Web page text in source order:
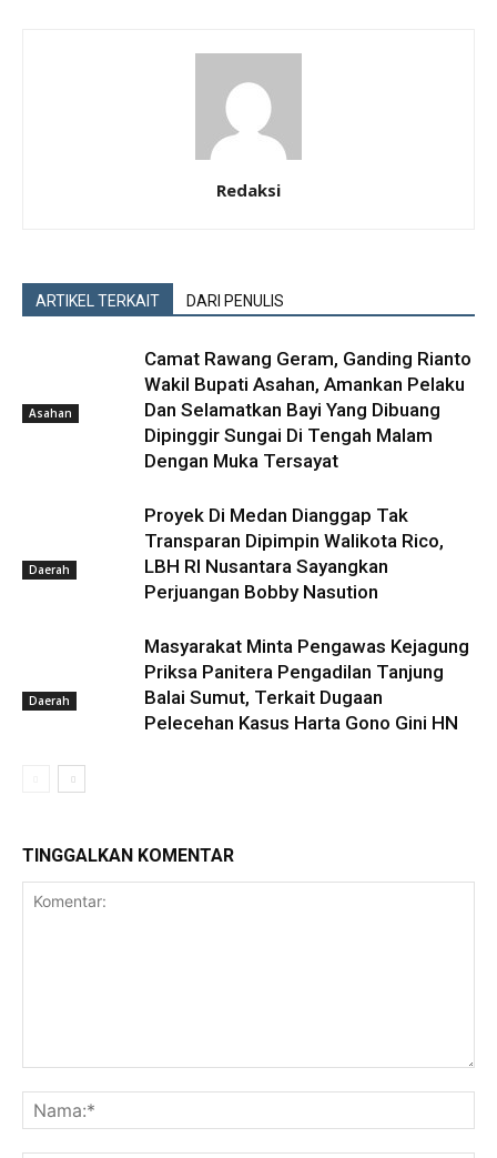
Redaksi
ARTIKEL TERKAIT DARI PENULIS
Asahan
Camat Rawang Geram, Ganding Rianto
Wakil Bupati Asahan, Amankan Pelaku
Dan Selamatkan Bayi Yang Dibuang
Dipinggir Sungai Di Tengah Malam
Dengan Muka Tersayat
Daerah
Proyek Di Medan Dianggap Tak
Transparan Dipimpin Walikota Rico,
LBH RI Nusantara Sayangkan
Perjuangan Bobby Nasution
Daerah
Masyarakat Minta Pengawas Kejagung
Priksa Panitera Pengadilan Tanjung
Balai Sumut, Terkait Dugaan
Pelecehan Kasus Harta Gono Gini HN
TINGGALKAN KOMENTAR